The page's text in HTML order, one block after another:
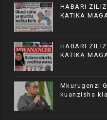
HABARI
KATIKA
HABARI
KATIKA
Mkurugenzi
kuanzisha